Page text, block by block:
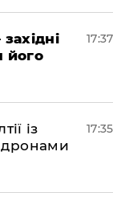
його
17:37
із
дронами
17:35